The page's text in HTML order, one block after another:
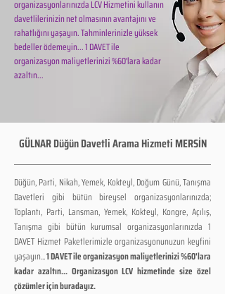
organizasyonlarınızda LCV Hizmetini kullanın
davetlilerinizin net olmasının avantajını ve
rahatlığını yaşayın. Tahminlerinizle yüksek
bedeller ödemeyin... 1 DAVET ile
organizasyon maliyetlerinizi %60'lara kadar
azaltın...
GÜLNAR Düğün Davetli Arama Hizmeti MERSİN
Düğün, Parti, Nikah, Yemek, Kokteyl, Doğum Günü, Tanışma
Davetleri gibi bütün bireysel organizasyonlarınızda;
Toplantı, Parti, Lansman, Yemek, Kokteyl, Kongre, Açılış,
Tanışma gibi bütün kurumsal organizasyonlarınızda 1
DAVET Hizmet Paketlerimizle organizasyonunuzun keyfini
yaşayın...1 DAVET ile organizasyon maliyetlerinizi %60'lara
kadar azaltın... Organizasyon LCV hizmetinde size özel
çözümler için buradayız.